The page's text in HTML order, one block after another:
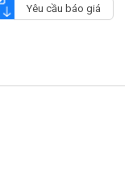
Yêu cầu báo giá